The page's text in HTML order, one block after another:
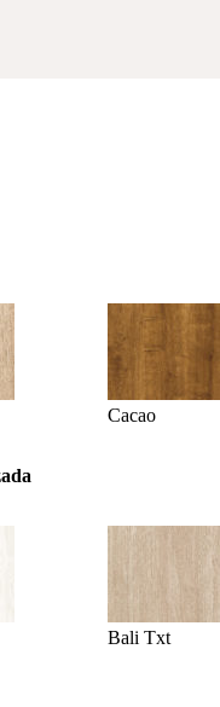
Cacao
Bali Txt